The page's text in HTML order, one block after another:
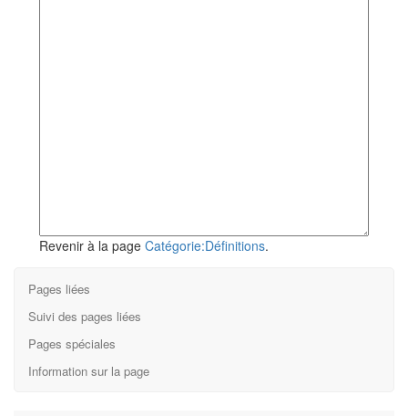
Revenir à la page Catégorie:Définitions.
Pages liées
Suivi des pages liées
Pages spéciales
Information sur la page